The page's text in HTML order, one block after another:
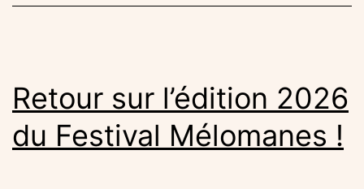
Retour sur l’édition 2026
du Festival Mélomanes !